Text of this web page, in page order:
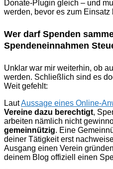
Donate-Plugin gleich – und
werden, bevor es zum Einsatz
Wer darf Spenden
Spendeneinnahmen
Unklar war mir weiterhin, ob
werden. Schließlich sind es
Weit gefehlt:
LautAussage eines Online-
Vereine dazu berechtigt,
arbeiten nämlich nicht
gemeinnützig. Eine
deiner Tätigkeit erst
Ausgang einen Verein
deinem Blog offiziell einen